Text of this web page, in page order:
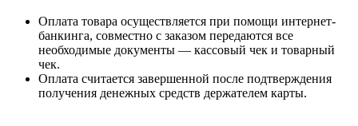
Оплата товара осуществляется при помощи интернет-
банкинга, совместно с заказом передаются все
необходимые документы — кассовый чек и товарный
чек.
Оплата считается завершенной после подтверждения
получения денежных средств держателем карты.